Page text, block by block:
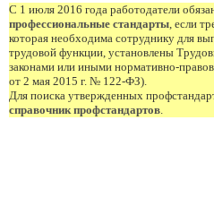
С 1 июля 2016 года работодатели
профессиональные стандарты, если
которая необходима сотруднику для
трудовой функции, установлены
законами или иными нормативно-
от 2 мая 2015 г. № 122-ФЗ).
Для поиска утвержденных
справочник профстандартов.